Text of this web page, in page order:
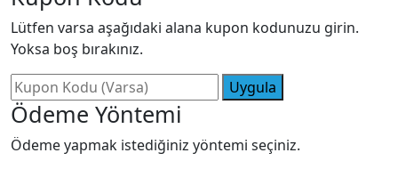
Lütfen varsa aşağıdaki alana kupon kodunuzu girin.
Yoksa boş bırakınız.
Uygula
Ödeme Yöntemi
Ödeme yapmak istediğiniz yöntemi seçiniz.